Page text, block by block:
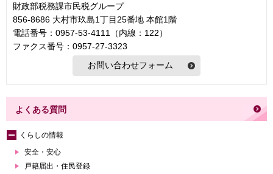
財政部税務課市民税グループ
856-8686 大村市玖島1丁目25番地 本館1階
電話番号：0957-53-4111（内線：122）
ファクス番号：0957-27-3323
よくある質問
くらしの情報
安全・安心
戸籍届出・住民登録